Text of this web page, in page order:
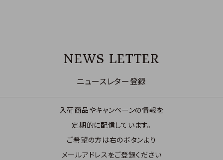
NEWS LETTER
ニュースレター登録
入荷商品やキャンペーンの情報を
定期的に配信しています。
ご希望の方は右のボタンより
メールアドレスをご登録ください